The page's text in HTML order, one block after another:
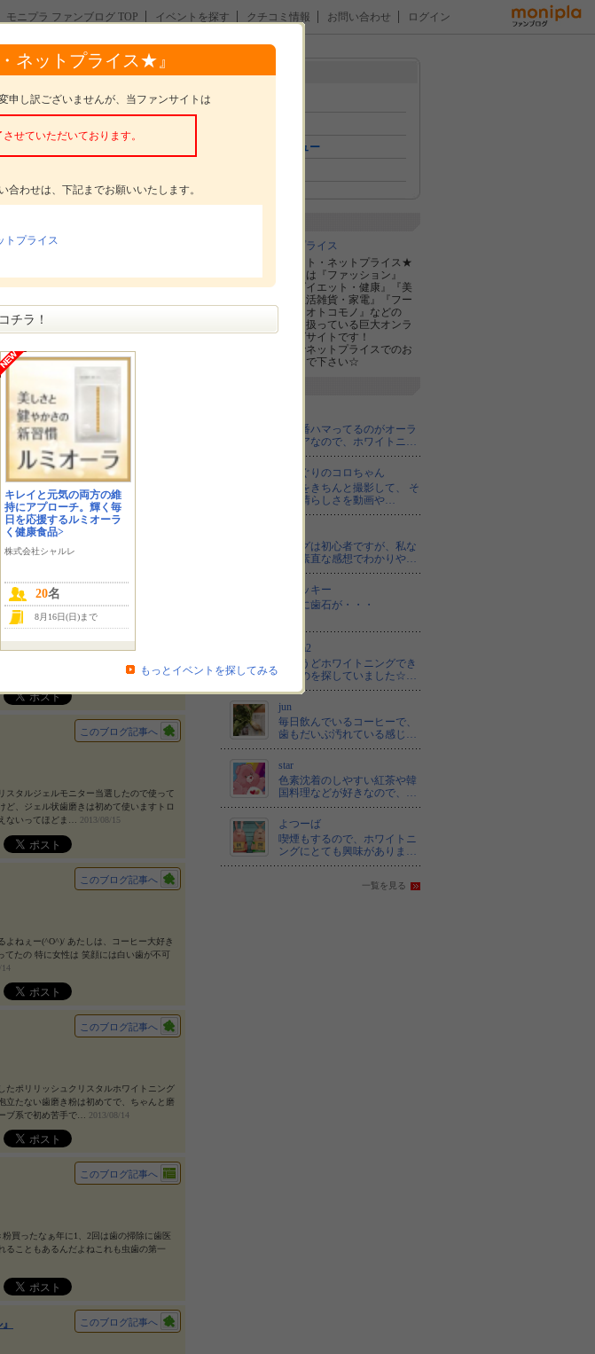
モニプラ ファンブログ TOP イベントを探す クチコミ情報 お問い合わせ ログイン
ー100名様募集！ 投稿一覧
ネットプライス★』
申し訳ございませんが、当ファンサイトは
せていただいております。
わせは、下記までお願いいたします。
トプライス
チラ！
キレイと元気の両方の維
持にアプローチ。輝く毎
日を応援するルミオーラ
く健康食品>
株式会社シャルレ
20名
8月16日(日)まで
もっとイベントを探してみる
名様募集！
ルジェル
ジェルです(￣▽+￣) 残念なことに歯並び
ヒーが大好きが わざわいして、磨きにく
このブログ記事へ
ル このブログ記事へ
スタルジェルモニター当選したので使って
、ジェル状歯磨きは初めて使いますトロ
ないってほどま… 2013/08/15
このブログ記事へ
よねぇー(^O^)/ あたしは、コーヒー大好き
てたの 特に女性は 笑顔には白い歯が不可
このブログ記事へ
たポリリッシュクリスタルホワイトニング
立たない歯磨き粉は初めてで、ちゃんと磨
ブ系で初め苦手で… 2013/08/14
このブログ記事へ
買ったなぁ年に1、2回は歯の掃除に歯医
ることもあるんだよねこれも虫歯の第一
このブログ記事へ
このブログ記事へ
メニュー
おためしレビュー
株式会社ネットプライス
★総合お買物サイト・ネットプライス★
ネットプライスとは『ファッション』
『ブランド』『ダイエット・健康』『美
容・コスメ』『生活雑貨・家電』『フー
ド・ドリンク』『オトコモノ』などの
様々な商品を取り扱っている巨大オンラ
インショッピングサイトです！
お得なチケットでネットプライスでのお
買物体験を楽しんで下さい☆
今一番ハマってるのがオーラ
ルケアなので、ホワイトニ…
どんぐりのコロちゃん
写真をきちんと撮影して、 そ
の素晴らしさを動画や…
ブログは初心者ですが、私な
りに素直な感想でわかりや…
モ二ッキー
すでに歯石が・・・
ka7ma2
ちょうどホワイトニングでき
るものを探していました☆…
jun
毎日飲んでいるコーヒーで、
歯もだいぶ汚れている感じ…
star
色素沈着のしやすい紅茶や韓
国料理などが好きなので、…
よつーば
喫煙もするので、ホワイトニ
ングにとても興味がありま…
一覧を見る